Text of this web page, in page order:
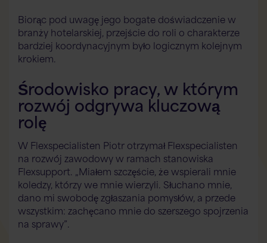
Biorąc pod uwagę jego bogate doświadczenie w
branży hotelarskiej, przejście do roli o charakterze
bardziej koordynacyjnym było logicznym kolejnym
krokiem.
Środowisko pracy, w którym
rozwój odgrywa kluczową
rolę
W Flexspecialisten Piotr otrzymał Flexspecialisten
na rozwój zawodowy w ramach stanowiska
Flexsupport. „Miałem szczęście, że wspierali mnie
koledzy, którzy we mnie wierzyli. Słuchano mnie,
dano mi swobodę zgłaszania pomysłów, a przede
wszystkim: zachęcano mnie do szerszego spojrzenia
na sprawy”.